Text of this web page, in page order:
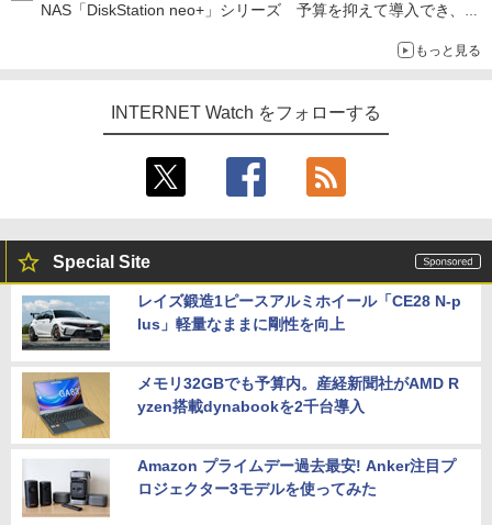
NAS「DiskStation neo+」シリーズ 予算を抑えて導入でき、
もっと見る
INTERNET Watch をフォローする
Special Site
レイズ鍛造1ピースアルミホイール「CE28 N-p
lus」軽量なままに剛性を向上
メモリ32GBでも予算内。産経新聞社がAMD R
yzen搭載dynabookを2千台導入
Amazon プライムデー過去最安! Anker注目プ
ロジェクター3モデルを使ってみた